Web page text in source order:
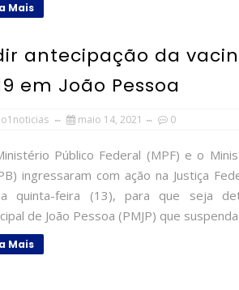
Mais
antecipação da
em João Pessoa
maio 14, 2021 0
Público Federal (MPF) e o
ingressaram com ação na Justiça
quinta-feira (13), para que seja
de João Pessoa (PMJP) que suspenda
Mais